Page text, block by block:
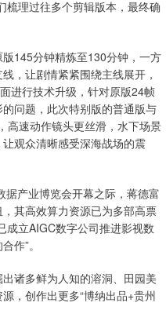
梳理过往多个剪辑版本，最终确
145分钟精炼至130分钟，一方
，让剧情紧紧围绕主线展开，
进行技术升级，针对原版24帧
问题，此次特别版的普通版与
高速动作镜头更丝滑，水下场景
观众清晰感受深海战场的震
产业博览会开幕之际，蒋德富
其高效算力资源已为多部高票
成立AIGC数字公司推进影视数
作”。
诸多鲜为人知的溶洞、田园美
，创作出更多“博纳出品+贵州